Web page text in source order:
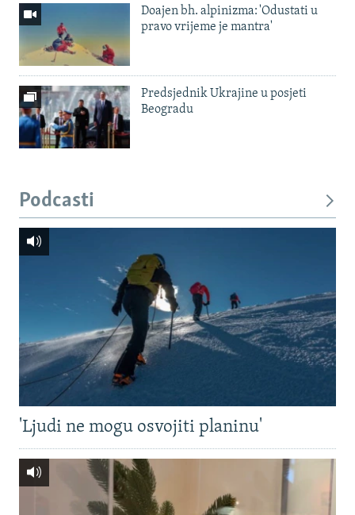
Doajen bh. alpinizma: 'Odustati u
pravo vrijeme je mantra'
Predsjednik Ukrajine u posjeti
Beogradu
Podcasti
'Ljudi ne mogu osvojiti planinu'